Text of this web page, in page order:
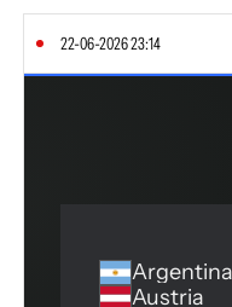
22-06-2026 23:14